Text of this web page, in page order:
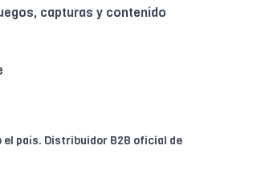
capturas y contenido
país. Distribuidor B2B oficial de